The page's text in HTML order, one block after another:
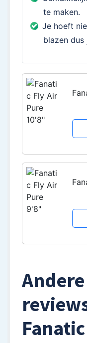
te maken.
Je hoeft
blazen